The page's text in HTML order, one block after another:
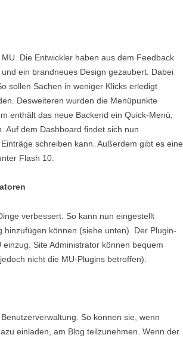
Die Entwickler haben aus dem Feedback
ein brandneues Design gezaubert. Dabei
sollen Sachen in weniger Klicks erledigt
Desweiteren wurden die Menüpunkte
enthält das neue Backend ein Quick-Menü,
Auf dem Dashboard findet sich nun
schreiben kann. Außerdem gibt es eine
Flash 10.
verbessert. So kann nun eingestellt
können (siehe unten). Der Plugin-
Site Administrator können bequem
nicht die MU-Plugins betroffen).
So können sie, wenn
einladen, am Blog teilzunehmen. Wenn der